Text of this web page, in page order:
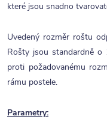
které jsou snadno
Uvedený rozměr roštu
Rošty jsou standardně
proti požadovanému
rámu postele.
Parametry: